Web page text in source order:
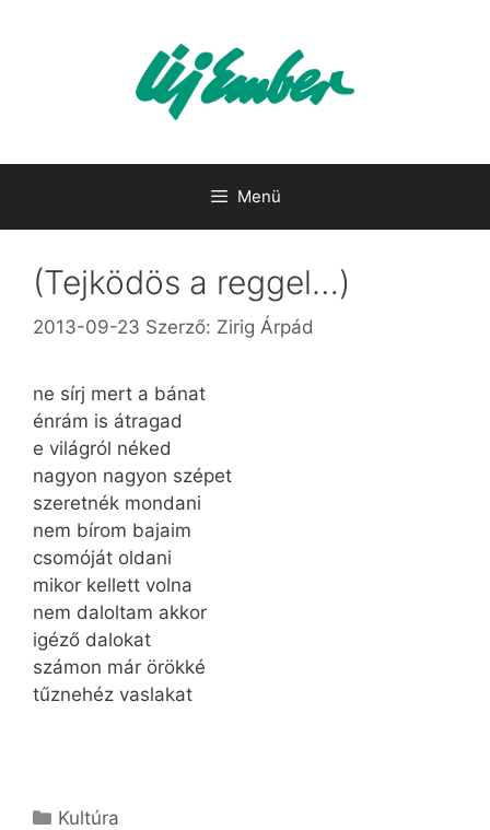
Menü
(Tejködös a reggel…)
2013-09-23 Szerző: Zirig Árpád
ne sírj mert a bánat
énrám is átragad
e világról néked
nagyon nagyon szépet
szeretnék mondani
nem bírom bajaim
csomóját oldani
mikor kellett volna
nem daloltam akkor
igéző dalokat
számon már örökké
tűznehéz vaslakat
Kategória
Kultúra